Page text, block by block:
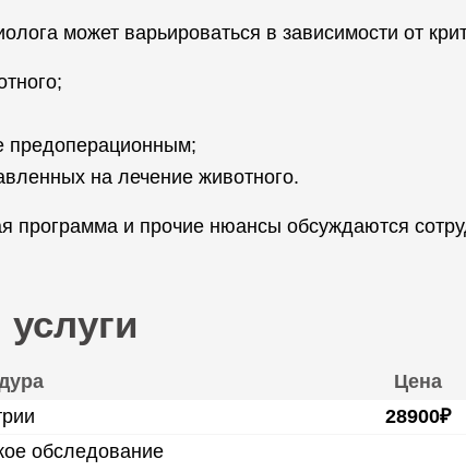
может варьироваться в зависимости от
предоперационным;
на лечение животного.
программа и прочие нюансы обсуждаются
Цена
28900₽
обследование